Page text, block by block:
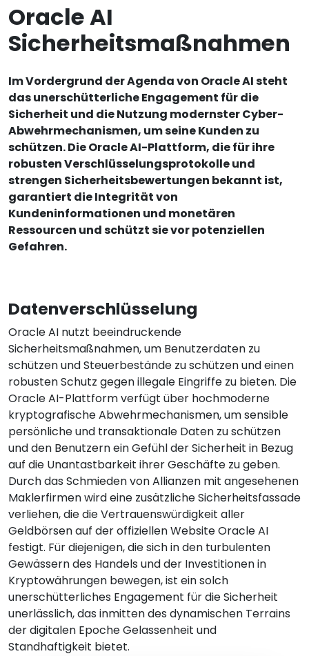
Oracle AI
Sicherheitsmaßnahmen
Im Vordergrund der Agenda von Oracle AI steht
das unerschütterliche Engagement für die
Sicherheit und die Nutzung modernster Cyber-
Abwehrmechanismen, um seine Kunden zu
schützen. Die Oracle AI-Plattform, die für ihre
robusten Verschlüsselungsprotokolle und
strengen Sicherheitsbewertungen bekannt ist,
garantiert die Integrität von
Kundeninformationen und monetären
Ressourcen und schützt sie vor potenziellen
Gefahren.
Datenverschlüsselung
Oracle AI nutzt beeindruckende
Sicherheitsmaßnahmen, um Benutzerdaten zu
schützen und Steuerbestände zu schützen und einen
robusten Schutz gegen illegale Eingriffe zu bieten. Die
Oracle AI-Plattform verfügt über hochmoderne
kryptografische Abwehrmechanismen, um sensible
persönliche und transaktionale Daten zu schützen
und den Benutzern ein Gefühl der Sicherheit in Bezug
auf die Unantastbarkeit ihrer Geschäfte zu geben.
Durch das Schmieden von Allianzen mit angesehenen
Maklerfirmen wird eine zusätzliche Sicherheitsfassade
verliehen, die die Vertrauenswürdigkeit aller
Geldbörsen auf der offiziellen Website Oracle AI
festigt. Für diejenigen, die sich in den turbulenten
Gewässern des Handels und der Investitionen in
Kryptowährungen bewegen, ist ein solch
unerschütterliches Engagement für die Sicherheit
unerlässlich, das inmitten des dynamischen Terrains
der digitalen Epoche Gelassenheit und
Standhaftigkeit bietet.